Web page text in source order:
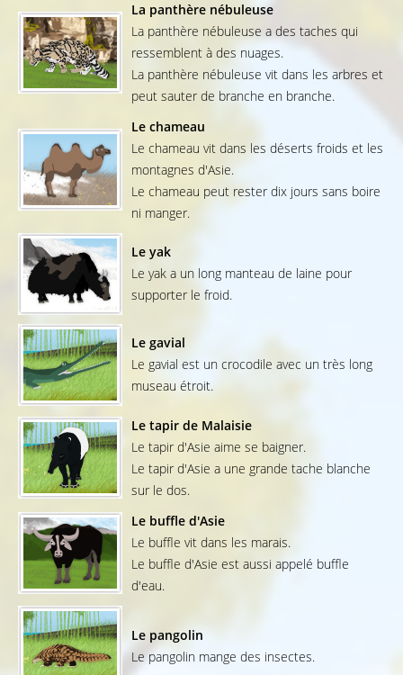
La panthère nébuleuse
La panthère nébuleuse a des taches qui
ressemblent à des nuages.
La panthère nébuleuse vit dans les arbres et
peut sauter de branche en branche.
Le chameau
Le chameau vit dans les déserts froids et les
montagnes d'Asie.
Le chameau peut rester dix jours sans boire
ni manger.
Le yak
Le yak a un long manteau de laine pour
supporter le froid.
Le gavial
Le gavial est un crocodile avec un très long
museau étroit.
Le tapir de Malaisie
Le tapir d'Asie aime se baigner.
Le tapir d'Asie a une grande tache blanche
sur le dos.
Le buffle d'Asie
Le buffle vit dans les marais.
Le buffle d'Asie est aussi appelé buffle
d'eau.
Le pangolin
Le pangolin mange des insectes.